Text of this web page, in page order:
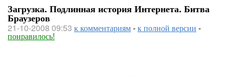
Загрузка. Подлинная история Интернета. Битва
Браузеров
21-10-2008 09:53 к комментариям-к полной версии -
понравилось!